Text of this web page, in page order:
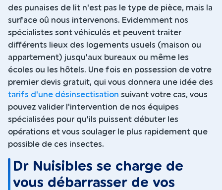
des punaises de lit n'est pas le type de pièce, mais la
surface oû nous intervenons. Evidemment nos
spécialistes sont véhiculés et peuvent traiter
différents lieux des logements usuels (maison ou
appartement) jusqu'aux bureaux ou même les
écoles ou les hôtels. Une fois en possession de votre
premier devis gratuit, qui vous donnera une idée des
tarifs d'une désinsectisation suivant votre cas, vous
pouvez valider l'intervention de nos équipes
spécialisées pour qu'ils puissent débuter les
opérations et vous soulager le plus rapidement que
possible de ces insectes.
Dr Nuisibles se charge de
vous débarrasser de vos